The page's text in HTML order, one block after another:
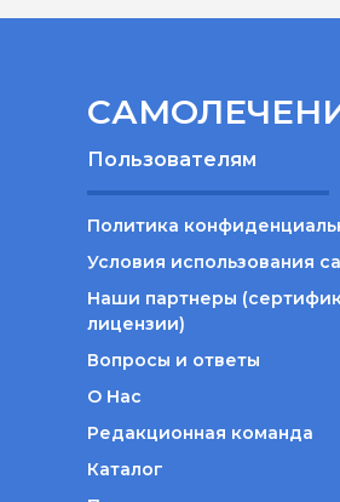
Пользователям
Политика
Условия использования
Наши партнеры
лицензии)
Вопросы и ответы
О Нас
Редакционная команда
Каталог